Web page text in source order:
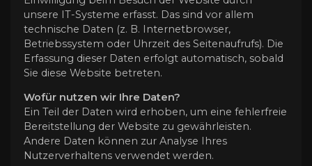
unsere IT-Systeme erfasst. Das sind vor allem
technische Daten (z. B. Internetbrowser,
Betriebssystem oder Uhrzeit des Seitenaufrufs). Die
Erfassung dieser Daten erfolgt automatisch, sobald
Sie diese Website betreten.
Wofür nutzen wir Ihre Daten?
Ein Teil der Daten wird erhoben, um eine fehlerfreie
Bereitstellung der Website zu gewährleisten.
Andere Daten können zur Analyse Ihres
Nutzerverhaltens verwendet werden.